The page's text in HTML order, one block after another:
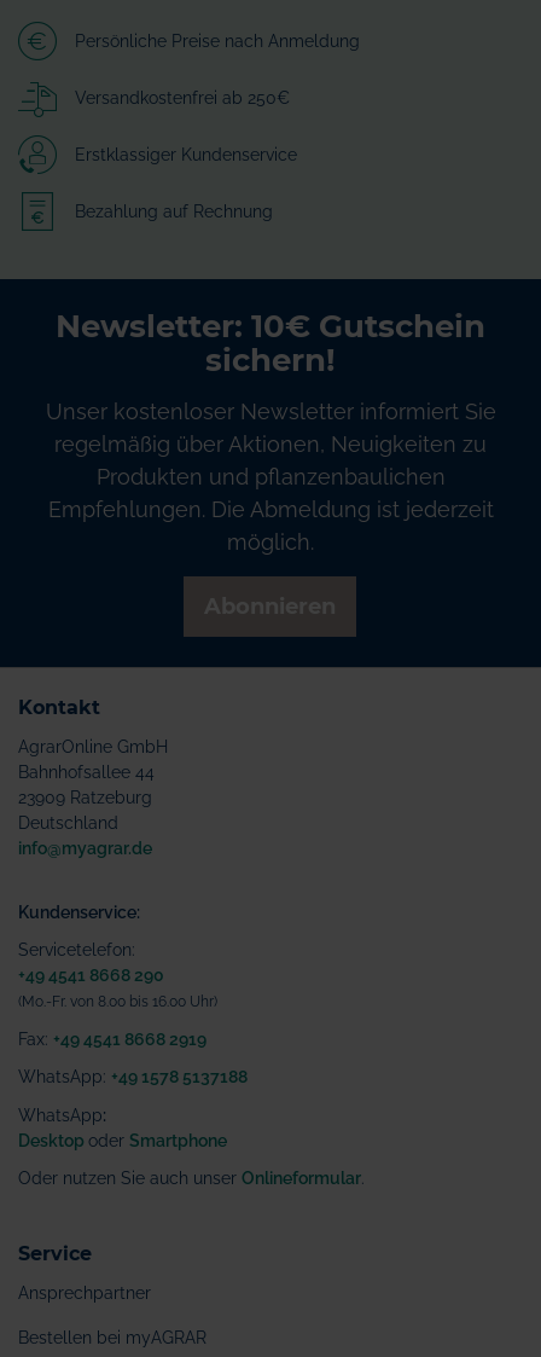
Persönliche Preise nach Anmeldung
Versandkostenfrei ab 250€
Erstklassiger Kundenservice
Bezahlung auf Rechnung
Newsletter: 10€ Gutschein
sichern!
Unser kostenloser Newsletter informiert Sie
regelmäßig über Aktionen, Neuigkeiten zu
Produkten und pflanzenbaulichen
Empfehlungen. Die Abmeldung ist jederzeit
möglich.
Kontakt
AgrarOnline GmbH
Bahnhofsallee 44
23909 Ratzeburg
Deutschland
info@myagrar.de
Kundenservice:
Servicetelefon:
+49 4541 8668 290
(Mo.-Fr. von 8.00 bis 16.00 Uhr)
Fax: +49 4541 8668 2919
WhatsApp: +49 1578 5137188
WhatsApp:
Desktop oder Smartphone
Oder nutzen Sie auch unser Onlineformular
Service
Ansprechpartner
Bestellen bei myAGRAR